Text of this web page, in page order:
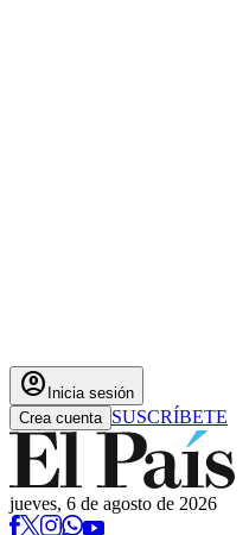
account_circle Inicia sesión
Crea cuenta SUSCRÍBETE
jueves, 6 de agosto de 2026